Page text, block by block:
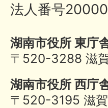
法人番号
湖南市役所 東庁
〒520-3288 滋
湖南市役所 西庁
〒520-3195 滋